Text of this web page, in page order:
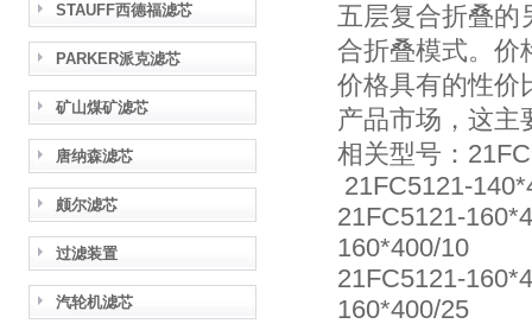
STAUFF西德福滤芯
PARKER派克滤芯
矿山煤矿滤芯
唐纳森滤芯
颇尔滤芯
过滤装置
汽轮机滤芯
五层复合折叠的
合折叠模式。价
价格具有的性价
产品市场，这主
相关型号：
21FC5121-
21FC5121-
160*400/10
21FC5121-
160*400/25